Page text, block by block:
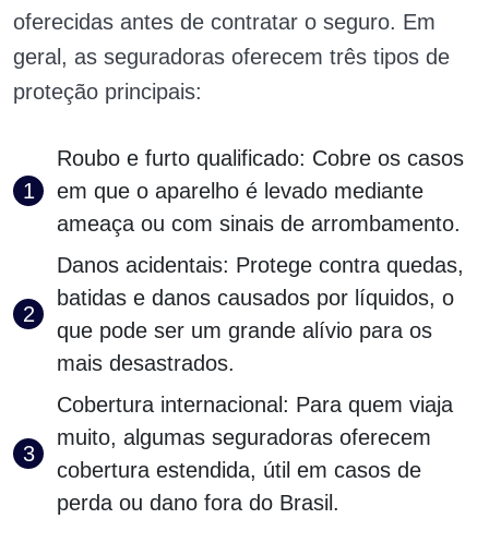
oferecidas antes de contratar o seguro. Em
geral, as seguradoras oferecem três tipos de
proteção principais:
Roubo e furto qualificado: Cobre os casos
em que o aparelho é levado mediante
ameaça ou com sinais de arrombamento.
Danos acidentais: Protege contra quedas,
batidas e danos causados por líquidos, o
que pode ser um grande alívio para os
mais desastrados.
Cobertura internacional: Para quem viaja
muito, algumas seguradoras oferecem
cobertura estendida, útil em casos de
perda ou dano fora do Brasil.